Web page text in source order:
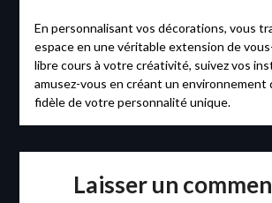
En personnalisant vos décorations, vous
espace en une véritable extension de
libre cours à votre créativité, suivez vos
amusez-vous en créant un
fidèle de votre personnalité unique.
Laisser un